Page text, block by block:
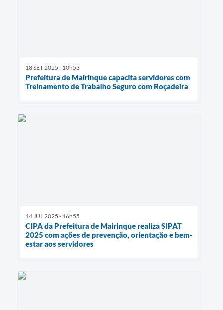
18 SET 2025 - 10h53
Prefeitura de Mairinque capacita servidores com
Treinamento de Trabalho Seguro com Roçadeira
14 JUL 2025 - 16h55
CIPA da Prefeitura de Mairinque realiza SIPAT
2025 com ações de prevenção, orientação e bem-
estar aos servidores